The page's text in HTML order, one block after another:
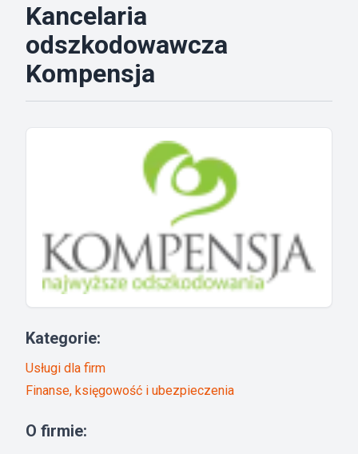
Kancelaria
odszkodowawcza
Kompensja
Kategorie:
Usługi dla firm
Finanse, księgowość i ubezpieczenia
O firmie: